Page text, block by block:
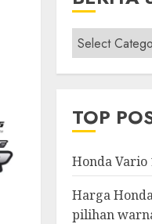
Berita
&
Modifikasi
TOP
Honda Vario
Harga
pilihan